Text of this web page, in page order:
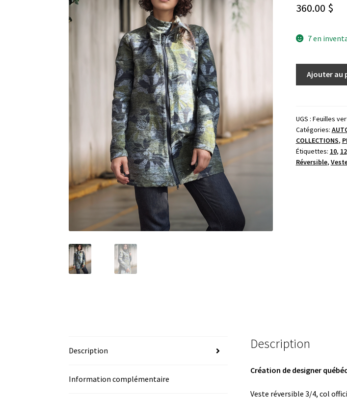
360.00 $
7 en
Ajouter au
UGS : Feuilles
Catégories:
COLLECTIONS,
Étiquettes: 10, 12
Réversible,
Description
Information complémentaire
Description
Création de designer
Veste réversible 3/4, col